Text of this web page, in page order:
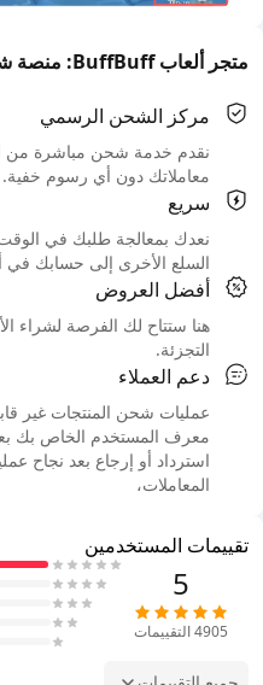
متجر ألعاب BuffBuff: منصة شحن ألعاب مضمونة رسميًا
مركز الشحن الرسمي
نقدم خدمة شحن مباشرة من
معاملاتك دون أي رسوم خفية.
سريع
نعدك بمعالجة طلبك في الوقت
السلع الأخرى إلى حسابك
أفضل العروض
هنا ستتاح لك الفرصة لشراء
التجزئة.
دعم العملاء
عمليات شحن المنتجات غير
معرف المستخدم الخاص بك
استرداد أو إرجاع بعد نجاح
المعاملات،
تقييمات المستخدمين
5
4905التقييمات